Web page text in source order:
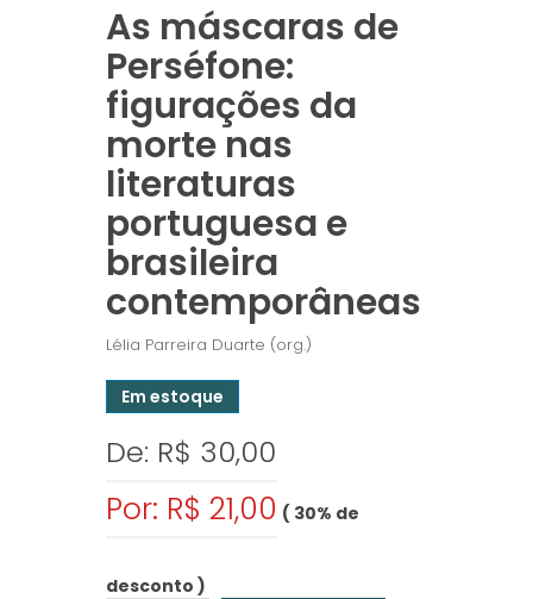
As máscaras de
Perséfone:
figurações da
morte nas
literaturas
portuguesa e
brasileira
contemporâneas
Lélia Parreira Duarte (org.)
Em estoque
De: R$ 30,00
Por: R$ 21,00 ( 30% de
desconto )